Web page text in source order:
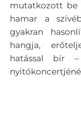
mutatkozott be
hamar a
gyakran
hangja,
hatással bír